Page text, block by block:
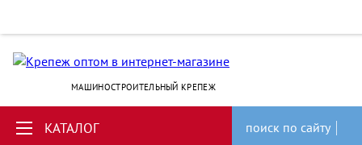
МАШИНОСТРОИТЕЛЬНЫЙ КРЕПЕЖ
КАТАЛОГ поиск по сайту